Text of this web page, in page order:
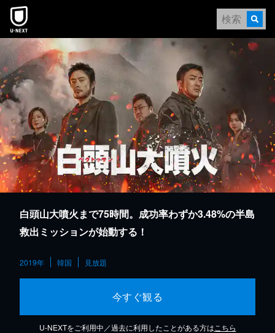
本文へスキップ
白頭山大噴火まで75時間。成功率わずか3.48%の半島
救出ミッションが始動する！
2019年 韓国 見放題
今すぐ観る
U-NEXTをご利用中／過去に利用したことがある方は こちら